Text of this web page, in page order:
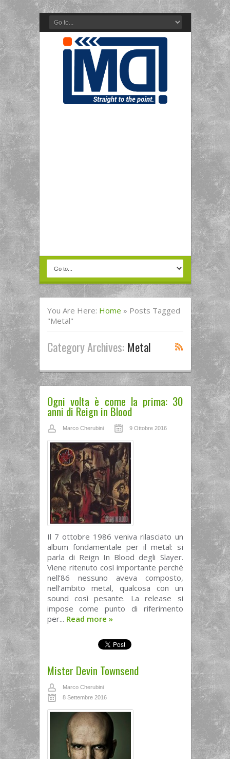
You Are Here: Home » Posts Tagged
"metal"
Category Archives: Metal
Ogni volta è come la prima: 30
anni di Reign in Blood
Marco Cherubini 9 Ottobre 2016
Il 7 ottobre 1986 veniva rilasciato un
album fondamentale per il metal: si
parla di Reign In Blood degli Slayer.
Viene ritenuto così importante perché
nell’86 nessuno aveva composto,
nell’ambito metal, qualcosa con un
sound così pesante. La release si
impose come punto di riferimento
per... Read more »
Mister Devin Townsend
Marco Cherubini
8 Settembre 2016